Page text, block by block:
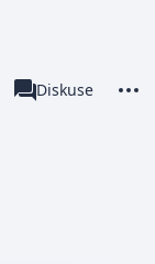
associated-pages
Stránka
Diskuse